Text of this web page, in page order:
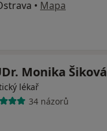
• Mapa
Monika Šiková
lékař
34 názorů